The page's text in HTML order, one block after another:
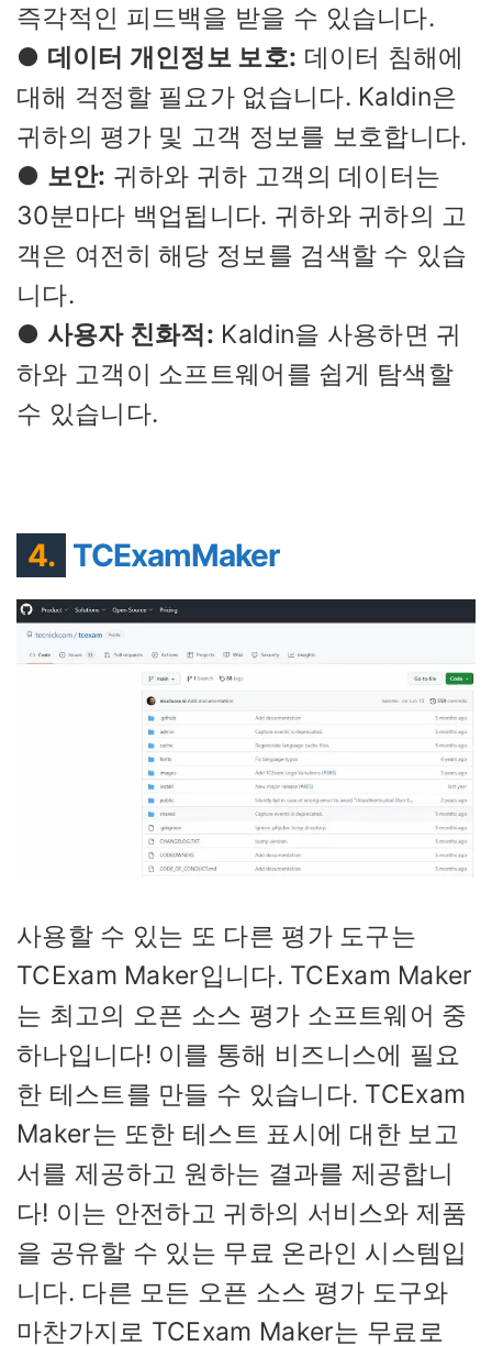
즉각적인 피드백을 받을 수 있습니다.
● 데이터 개인정보 보호: 데이터 침해에
대해 걱정할 필요가 없습니다. Kaldin은
귀하의 평가 및 고객 정보를 보호합니다.
● 보안: 귀하와 귀하 고객의 데이터는
30분마다 백업됩니다. 귀하와 귀하의 고
객은 여전히 해당 정보를 검색할 수 있습
니다.
● 사용자 친화적: Kaldin을 사용하면 귀
하와 고객이 소프트웨어를 쉽게 탐색할
수 있습니다.
4. TCExamMaker
사용할 수 있는 또 다른 평가 도구는
TCExam Maker입니다. TCExam Maker
는 최고의 오픈 소스 평가 소프트웨어 중
하나입니다! 이를 통해 비즈니스에 필요
한 테스트를 만들 수 있습니다. TCExam
Maker는 또한 테스트 표시에 대한 보고
서를 제공하고 원하는 결과를 제공합니
다! 이는 안전하고 귀하의 서비스와 제품
을 공유할 수 있는 무료 온라인 시스템입
니다. 다른 모든 오픈 소스 평가 도구와
마찬가지로 TCExam Maker는 무료로